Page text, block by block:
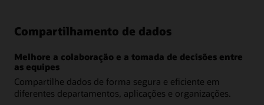
Compartilhamento de dados
Melhore a colaboração e a tomada de decisões entre
as equipes
Compartilhe dados de forma segura e eficiente em
diferentes departamentos, aplicações e organizações.